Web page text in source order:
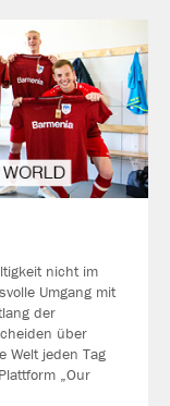
nicht im
Umgang mit
der
über
Welt jeden Tag
„Our